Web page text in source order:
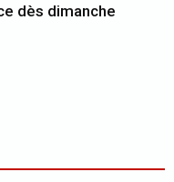
dès dimanche